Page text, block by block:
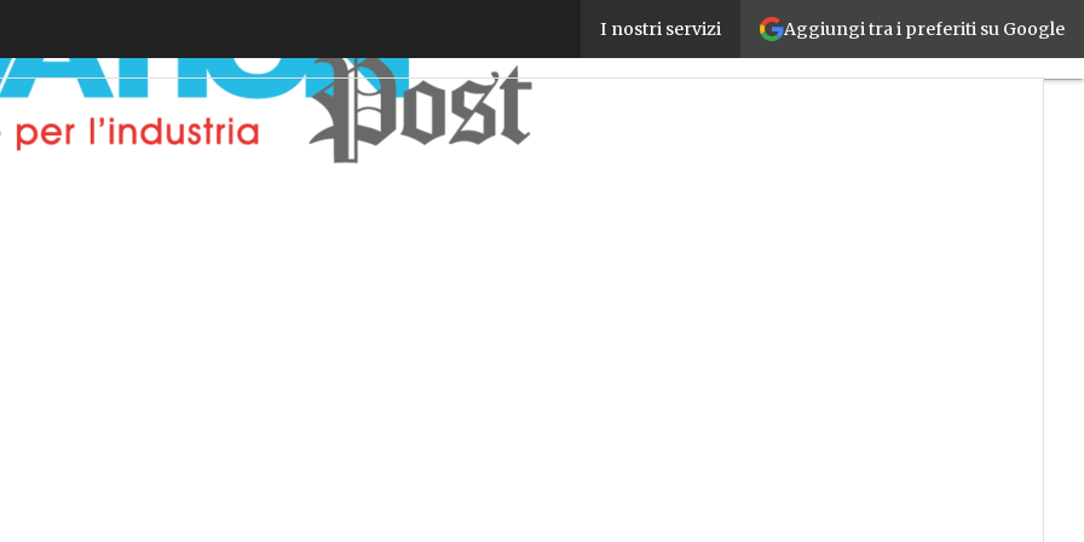
Aggiungi tra i preferiti su Google
I nostri servizi
Cuneo fiscale, giovani, infrastrutture, Impresa